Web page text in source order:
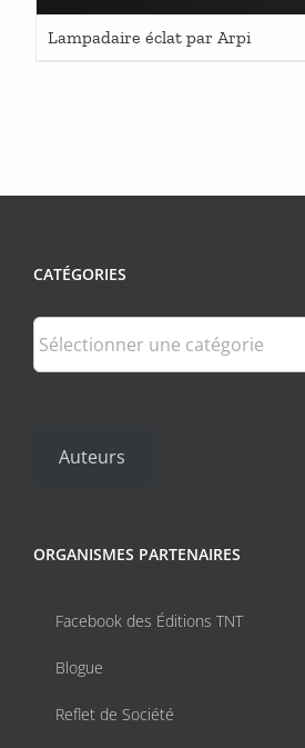
Lampadaire éclat par Arpi
CATÉGORIES
Catégories
Auteurs
ORGANISMES PARTENAIRES
Facebook des Éditions TNT
Blogue
Reflet de Société